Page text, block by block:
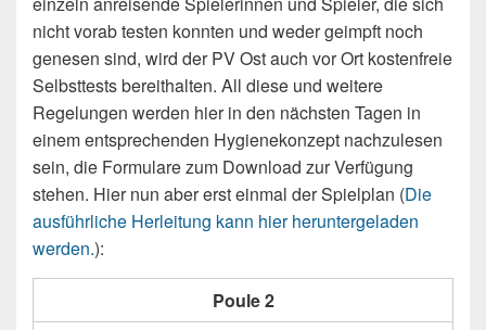
nicht vorab testen konnten und weder geimpft noch
genesen sind, wird der PV Ost auch vor Ort kostenfreie
Selbsttests bereithalten. All diese und weitere
Regelungen werden hier in den nächsten Tagen in
einem entsprechenden Hygienekonzept nachzulesen
sein, die Formulare zum Download zur Verfügung
stehen. Hier nun aber erst einmal der Spielplan (Die
ausführliche Herleitung kann hier heruntergeladen
werden.):
Poule 2